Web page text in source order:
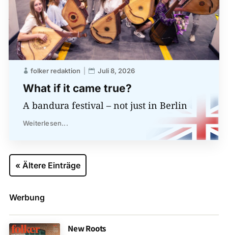
What if it came true?
folker redaktion Juli 8, 2026
A bandura festival – not just in Berlin
Weiterlesen...
« Ältere Einträge
Werbung
New Roots